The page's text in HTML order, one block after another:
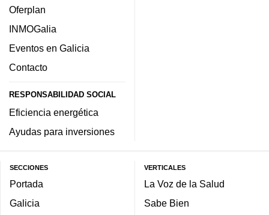
Oferplan
INMOGalia
Eventos en Galicia
Contacto
RESPONSABILIDAD SOCIAL
Eficiencia energética
Ayudas para inversiones
SECCIONES
Portada
Galicia
VERTICALES
La Voz de la Salud
Sabe Bien